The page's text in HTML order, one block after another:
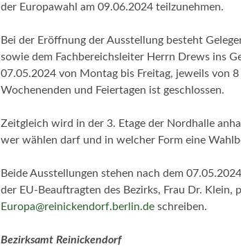
der Europawahl am 09.06.2024 teilzunehmen.
Bei der Eröffnung der Ausstellung besteht
sowie dem Fachbereichsleiter Herrn Drews ins
07.05.2024 von Montag bis Freitag, jeweils von
Wochenenden und Feiertagen ist geschlossen.
Zeitgleich wird in der 3. Etage der Nordhalle
wer wählen darf und in welcher Form eine
Beide Ausstellungen stehen nach dem
der EU-Beauftragten des Bezirks, Frau Dr.
Europa@reinickendorf.berlin.de schreiben.
Bezirksamt Reinickendorf